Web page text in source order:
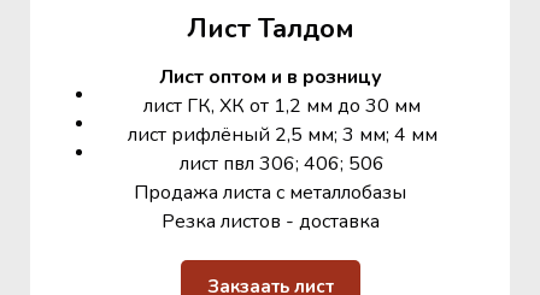
Лист Талдом
Лист оптом и в розницу
лист ГК, ХК от 1,2 мм до 30 мм
лист рифлёный 2,5 мм; 3 мм; 4 мм
лист пвл 306; 406; 506
Продажа листа с металлобазы
Резка листов - доставка
Закзаать лист